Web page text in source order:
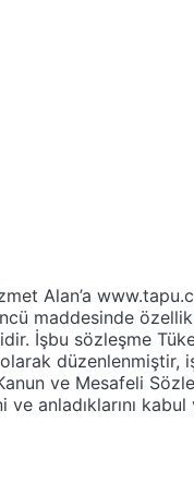
Alan’a
maddesinde
İşbu sözleşme
düzenlenmiştir,
ve Mesafeli
anladıklarını